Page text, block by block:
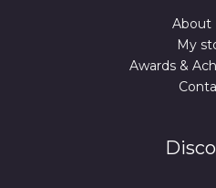
About
My
Awards &